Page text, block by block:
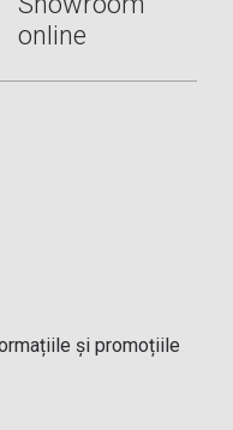
online
și promoțiile